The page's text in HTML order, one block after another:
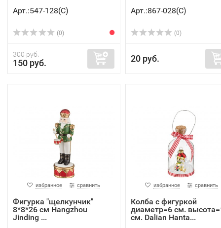
Арт.:547-128(C)
(0)
300 руб.
150 руб.
Арт.:867-028(C)
(0)
20 руб.
избранное сравнить
Фигурка "щелкунчик"
8*8*26 см Hangzhou
Jinding ...
избранное сравнить
Колба с фигуркой
диаметр=6 см.
см. Dalian Hanta...